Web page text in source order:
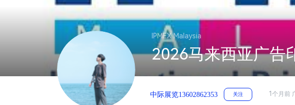
IPMEX Malaysia
2026马来西亚广告
中际展览13602862353 关注 1个月前